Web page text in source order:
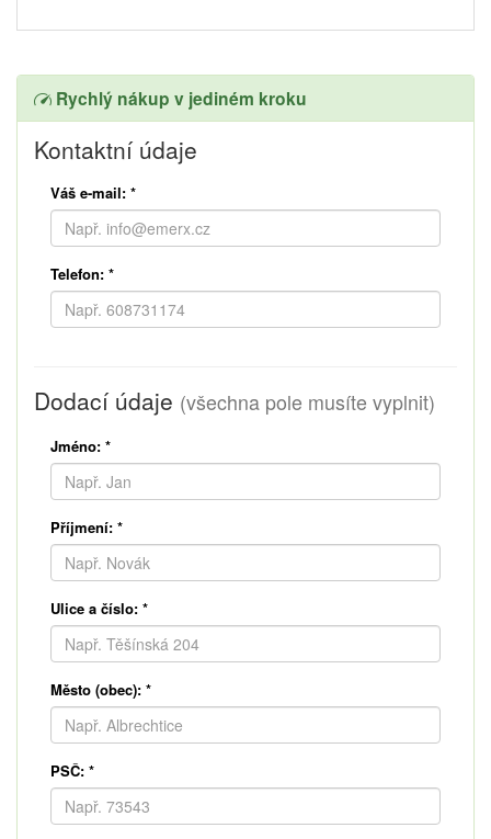
Rychlý nákup v jediném kroku
Kontaktní údaje
Váš e-mail: *
Telefon: *
Dodací údaje (všechna pole musíte vyplnit)
Jméno: *
Příjmení: *
Ulice a číslo: *
Město (obec): *
PSČ: *